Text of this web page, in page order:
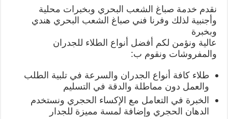
نقدم خدمة صباغ الشعب البحري وبخبرات محلية
وأجنبية لذلك وفرنا فني صباغ الشعب البحري هندي
وبخبرة
عالية ونؤمن لكم أفضل أنواع الطلاء للجدران
والمفروشات ونقوم ب:
طلاء كافة أنواع الجدران والسرعة في تلبية الطلب
والعمل دون مماطلة والدقة في التسليم
الخبرة في التعامل مع الإكساء الحجري ونستخدم
الدهان الحجري وإضافة لمسة مميزة للجدار